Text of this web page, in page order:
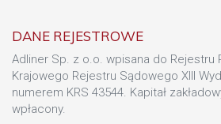
DANE REJESTROWE
Adliner Sp. z o.o. wpisana do Rejestru
Krajowego Rejestru Sądowego XIII
numerem KRS 43544. Kapitał
wpłacony.